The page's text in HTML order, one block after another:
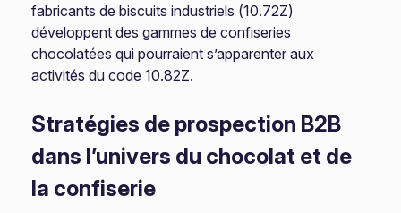
fabricants de biscuits industriels (10.72Z)
développent des gammes de confiseries
chocolatées qui pourraient s’apparenter aux
activités du code 10.82Z.
Stratégies de prospection B2B
dans l’univers du chocolat et de
la confiserie